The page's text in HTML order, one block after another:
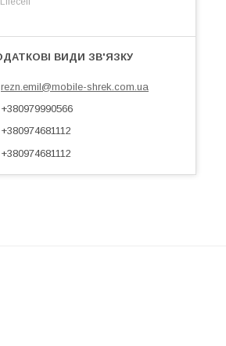
rezn.emil@mobile-shrek.com.ua
+380979990566
+380974681112
+380974681112